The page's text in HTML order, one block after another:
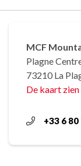
MCF
Plagne
73210 La
De kaart zien
+33 6